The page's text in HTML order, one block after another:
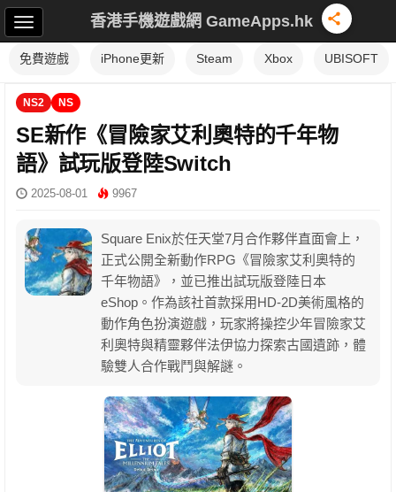
香港手機遊戲網 GameApps.hk
免費遊戲 iPhone更新 Steam Xbox UBISOFT
NS2 NS
SE新作《冒險家艾利奧特的千年物
語》試玩版登陸Switch
2025-08-01 9967
Square Enix於任天堂7月合作夥伴直面會上，
正式公開全新動作RPG《冒險家艾利奧特的
千年物語》，並已推出試玩版登陸日本
eShop。作為該社首款採用HD-2D美術風格的
動作角色扮演遊戲，玩家將操控少年冒險家艾
利奧特與精靈夥伴法伊協力探索古國遺跡，體
驗雙人合作戰鬥與解謎。